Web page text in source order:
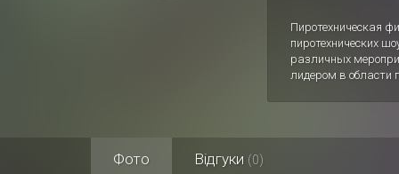
Пиротехническая
пиротехнических
различных
лидером в области
Фото Відгуки (0)